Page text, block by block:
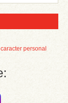
personal